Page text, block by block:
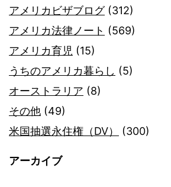
アメリカビザブログ(312)
アメリカ法律ノート (569)
アメリカ育児 (15)
うちのアメリカ暮らし (5)
オーストラリア (8)
その他 (49)
米国抽選永住権（DV）
(300)
アーカイブ